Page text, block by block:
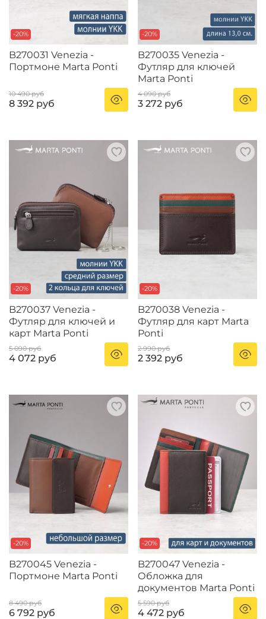
-20%
B270031 Venezia -
Портмоне Marta Ponti
10 490 руб
8 392 руб
-20%
B270035 Venezia -
Футляр для ключей
Marta Ponti
4 090 руб
3 272 руб
-20%
B270037 Venezia -
Футляр для ключей и
карт Marta Ponti
5 090 руб
4 072 руб
-20%
B270038 Venezia -
Футляр для карт Marta
Ponti
2 990 руб
2 392 руб
-20%
B270045 Venezia -
Портмоне Marta Ponti
8 490 руб
6 792 руб
-20%
B270047 Venezia -
Обложка для
документов Marta Ponti
5 590 руб
4 472 руб